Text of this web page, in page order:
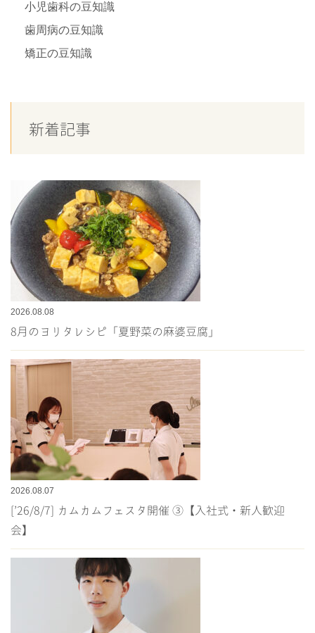
小児歯科の豆知識
歯周病の豆知識
矯正の豆知識
新着記事
2026.08.08
8月のヨリタレシピ「夏野菜の麻婆豆腐」
2026.08.07
[’26/8/7] カムカムフェスタ開催 ③【入社式・新人歓迎
会】